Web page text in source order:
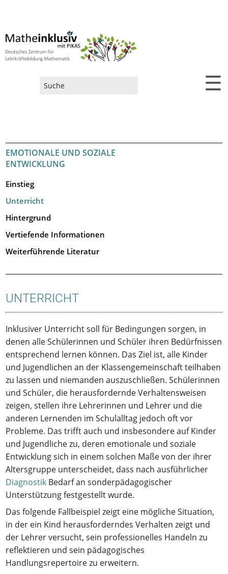
☰
EMOTIONALE UND SOZIALE
ENTWICKLUNG
Einstieg
Unterricht
Hintergrund
Vertiefende Informationen
Weiterführende Literatur
UNTERRICHT
Inklusiver Unterricht soll für Bedingungen sorgen, in
denen alle Schülerinnen und Schüler ihren Bedürfnissen
entsprechend lernen können. Das Ziel ist, alle Kinder
und Jugendlichen an der Klassengemeinschaft teilhaben
zu lassen und niemanden auszuschließen. Schülerinnen
und Schüler, die herausfordernde Verhaltensweisen
zeigen, stellen ihre Lehrerinnen und Lehrer und die
anderen Lernenden im Schulalltag jedoch oft vor
Probleme. Das trifft auch und insbesondere auf Kinder
und Jugendliche zu, deren emotionale und soziale
Entwicklung sich in einem solchen Maße von der ihrer
Altersgruppe unterscheidet, dass nach ausführlicher
Diagnostik Bedarf an sonderpädagogischer
Unterstützung festgestellt wurde.
Das folgende Fallbeispiel zeigt eine mögliche Situation,
in der ein Kind herausforderndes Verhalten zeigt und
der Lehrer versucht, sein professionelles Handeln zu
reflektieren und sein pädagogisches
Handlungsrepertoire zu erweitern.